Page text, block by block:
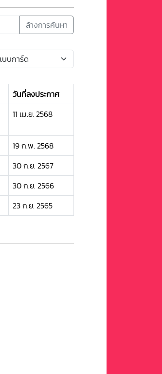
ล้างการค้นหา
วันที่ลงประกาศ
11 เม.ย. 2568
19 ก.พ. 2568
30 ก.ย. 2567
30 ก.ย. 2566
23 ก.ย. 2565